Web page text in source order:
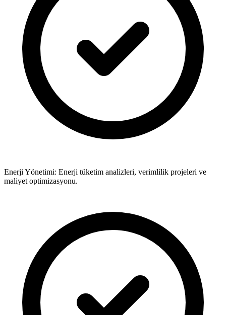
Enerji Yönetimi: Enerji tüketim analizleri, verimlilik projeleri ve
maliyet optimizasyonu.